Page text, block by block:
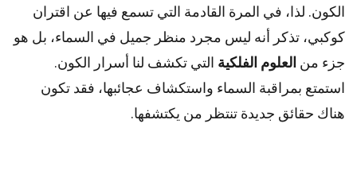
الكون. لذا، في المرة القادمة التي تسمع فيها عن اقتران
كوكبي، تذكر أنه ليس مجرد منظر جميل في السماء، بل هو
جزء من العلوم الفلكية التي تكشف لنا أسرار الكون.
استمتع بمراقبة السماء واستكشاف عجائبها، فقد تكون
هناك حقائق جديدة تنتظر من يكتشفها.